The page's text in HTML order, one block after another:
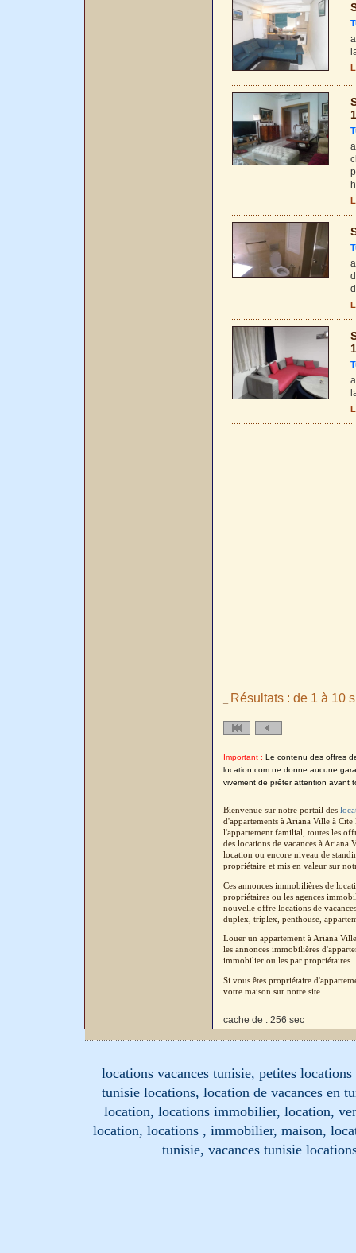
Résultats : de 1 à 10
Important : Le contenu des offres
location.com ne donne aucune
vivement de prêter attention avant
Bienvenue sur notre portail des
d'appartements à Ariana Ville à
l'appartement familial, toutes les
des locations de vacances à Ariana
location ou encore niveau de
propriétaire et mis en valeur sur
Ces annonces immobilières de
propriétaires ou les agences
nouvelle offre locations de
duplex, triplex, penthouse,
Louer un appartement à Ariana
les annonces immobilières
immobilier ou les par propriétaires.
Si vous êtes propriétaire
votre maison sur notre site.
cache de : 256 sec
locations vacances tunisie, petites
tunisie locations, location de vacances en
location, locations immobilier, location,
location, locations , immobilier, maison,
tunisie, vacances tunisie